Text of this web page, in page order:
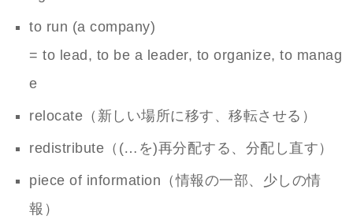
to run (a company)
= to lead, to be a leader, to organize, to manag
e
relocate（新しい場所に移す、移転させる）
redistribute（(…を)再分配する、分配し直す）
piece of information（情報の一部、少しの情
報）